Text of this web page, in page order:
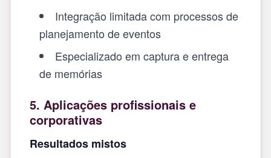
Integração limitada com processos de
planejamento de eventos
Especializado em captura e entrega
de memórias
5. Aplicações profissionais e
corporativas
Resultados mistos